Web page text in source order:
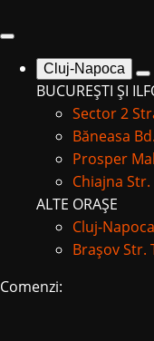
Cluj-Napoca
BUCUREȘTI ȘI
Sector 2
Băneasa
Prosper
Chiajna
ALTE ORAȘE
Cluj-Napoca
BrașovStr.
Comenzi: